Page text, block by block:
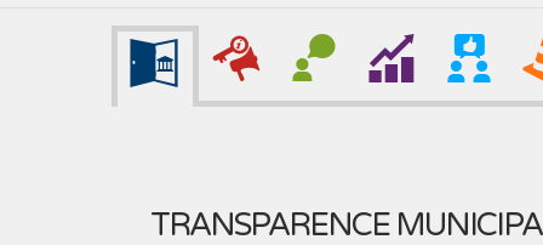
TRANSPARENCE